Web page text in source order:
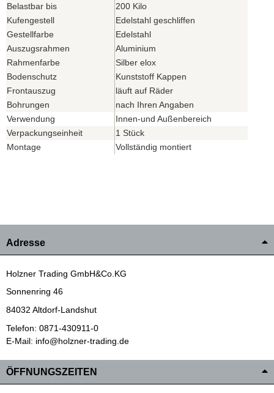
Belastbar bis
200 Kilo
Kufengestell
Edelstahl geschliffen
Gestellfarbe
Edelstahl
Auszugsrahmen
Aluminium
Rahmenfarbe
Silber elox
Bodenschutz
Kunststoff Kappen
Frontauszug
läuft auf Räder
Bohrungen
nach Ihren Angaben
Verwendung
Innen-und Außenbereich
Verpackungseinheit
1 Stück
Montage
Vollständig montiert
Adresse
Holzner Trading GmbH&Co.KG
Sonnenring 46
84032 Altdorf-Landshut
Telefon: 0871-430911-0
E-Mail: info@holzner-trading.de
ÖFFNUNGSZEITEN